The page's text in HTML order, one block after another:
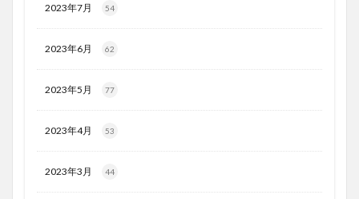
2023年7月 54
2023年6月 62
2023年5月 77
2023年4月 53
2023年3月 44